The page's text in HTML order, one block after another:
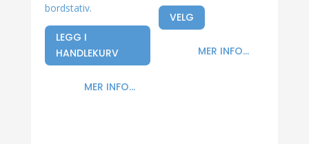
bordstativ.
LEGG I
HANDLEKURV
Dette
MER INFO...
VELG
MER INFO...